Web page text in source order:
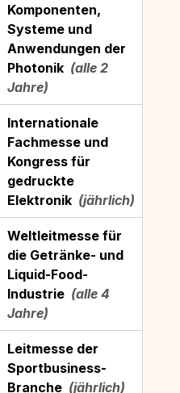
Komponenten,
Systeme und
Anwendungen der
Photonik (alle 2
Jahre)
Internationale
Fachmesse und
Kongress für
gedruckte
Elektronik (jährlich)
Weltleitmesse für
die Getränke- und
Liquid-Food-
Industrie (alle 4
Jahre)
Leitmesse der
Sportbusiness-
Branche (jährlich)